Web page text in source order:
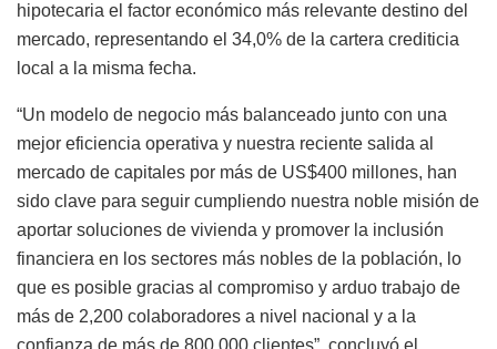
hipotecaria el factor económico más relevante destino del
mercado, representando el 34,0% de la cartera crediticia
local a la misma fecha.
“Un modelo de negocio más balanceado junto con una
mejor eficiencia operativa y nuestra reciente salida al
mercado de capitales por más de US$400 millones, han
sido clave para seguir cumpliendo nuestra noble misión de
aportar soluciones de vivienda y promover la inclusión
financiera en los sectores más nobles de la población, lo
que es posible gracias al compromiso y arduo trabajo de
más de 2,200 colaboradores a nivel nacional y a la